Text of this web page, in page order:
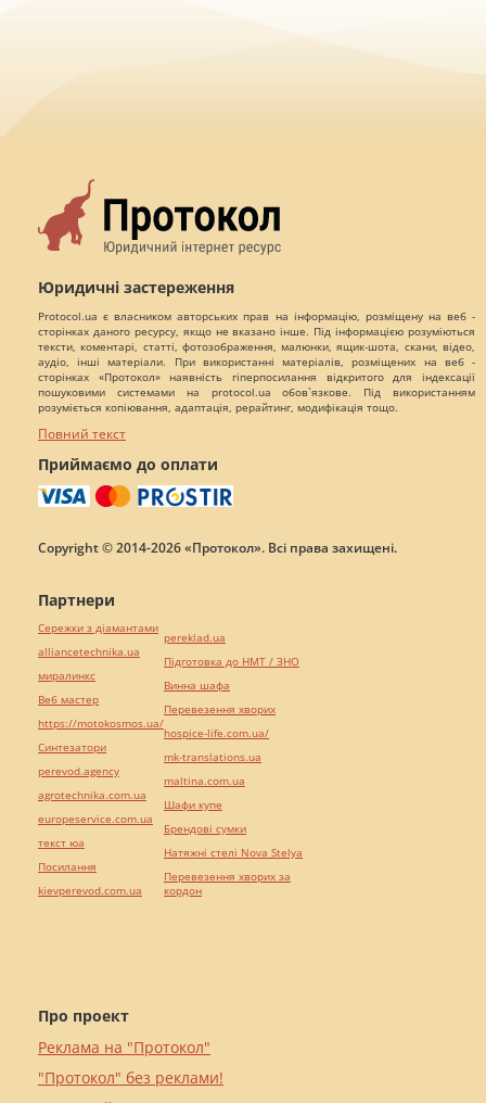
Юридичні застереження
Protocol.ua є власником авторських прав на інформацію, розміщену на веб -
сторінках даного ресурсу, якщо не вказано інше. Під інформацією розуміються
тексти, коментарі, статті, фотозображення, малюнки, ящик-шота, скани, відео,
аудіо, інші матеріали. При використанні матеріалів, розміщених на веб -
сторінках «Протокол» наявність гіперпосилання відкритого для індексації
пошуковими системами на protocol.ua обов`язкове. Під використанням
розуміється копіювання, адаптація, рерайтинг, модифікація тощо.
Повний текст
Приймаємо до оплати
Copyright © 2014-2026 «Протокол». Всі права захищені.
Про проект
Реклама на "Протокол"
"Протокол" без реклами!
Партнери
Сережки з діамантами
alliancetechnika.ua
миралинкс
Веб мастер
https://motokosmos.ua/
Синтезатори
perevod.agency
agrotechnika.com.ua
europeservice.com.ua
текст юа
Посилання
kievperevod.com.ua
pereklad.ua
Підготовка до НМТ / ЗНО
Винна шафа
Перевезення хворих
hospice-life.com.ua/
mk-translations.ua
maltina.com.ua
Шафи купе
Брендові сумки
Натяжні стелі Nova Stelya
Перевезення хворих за
кордон